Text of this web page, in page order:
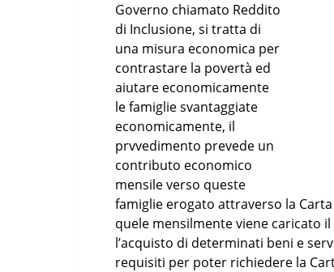
Governo chiamato Reddito
di Inclusione, si tratta di
una misura economica per
contrastare la povertà ed
aiutare economicamente
le famiglie svantaggiate
economicamente, il
prvvedimento prevede un
contributo economico
mensile verso queste
famiglie erogato attraverso la
quele mensilmente viene caricato
l’acquisto di determinati beni e
requisiti per poter richiedere la